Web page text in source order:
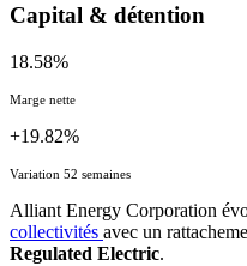
Capital & détention
18.58%
Marge nette
+19.82%
Variation 52 semaines
Alliant Energy Corporation
collectivités avec un
Regulated Electric.